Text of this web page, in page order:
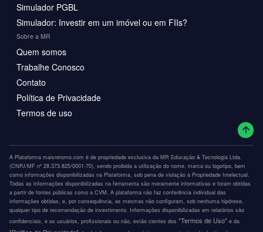
Simulador PGBL
Simulador: Investir em um imóvel ou em FIIs?
Sobre a MR
Quem somos
Trabalhe Conosco
Contato
Política de Privacidade
Termos de uso
A Plataforma maisretorno.com é de propriedade exclusiva da MR Educação & Tecnologia Ltda.
(CNPJ/MF nº 28.373.825/0001-70), sendo proibida a utilização do nome, marca ou logotipo, bem
como informações disponibilizadas na Plataforma, sob pena de violação à Propriedade Intelectual.
Todas as informações disponibilizadas na ferramenta são meramente informativas e foram obtidas
a partir de fontes públicas como a CVM. A plataforma não faz conferência individual das
informações obtidas, e, por consequência, as mesmas não configuram, sob nenhuma hipótese,
qualquer tipo de recomendação de investimento. Informações disponibilizadas em relatórios são
confidenciais, e os usuários, profissionais ou não, estão cientes dos "Termos de Uso" e da